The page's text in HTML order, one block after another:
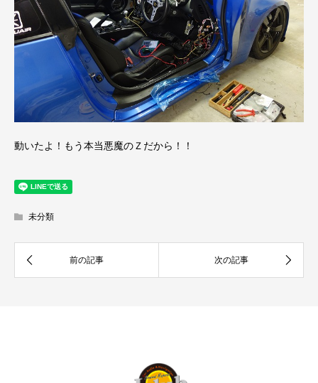
動いたよ！もう本当悪魔のＺだから！！
未分類